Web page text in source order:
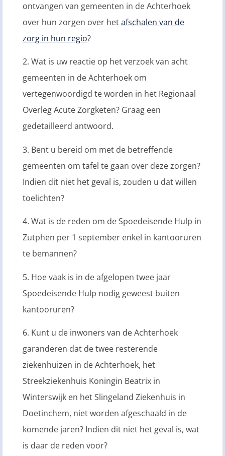
ontvangen van gemeenten in de Achterhoek
over hun zorgen over hetafschalen van de
zorg in hun regio?
2. Wat is uw reactie op het verzoek van acht
gemeenten in de Achterhoek om
vertegenwoordigd te worden in het Regionaal
Overleg Acute Zorgketen? Graag een
gedetailleerd antwoord.
3. Bent u bereid om met de betreffende
gemeenten om tafel te gaan over deze zorgen?
Indien dit niet het geval is, zouden u dat willen
toelichten?
4. Wat is de reden om de Spoedeisende Hulp in
Zutphen per 1 september enkel in kantooruren
te bemannen?
5. Hoe vaak is in de afgelopen twee jaar
Spoedeisende Hulp nodig geweest buiten
kantooruren?
6. Kunt u de inwoners van de Achterhoek
garanderen dat de twee resterende
ziekenhuizen in de Achterhoek, het
Streekziekenhuis Koningin Beatrix in
Winterswijk en het Slingeland Ziekenhuis in
Doetinchem, niet worden afgeschaald in de
komende jaren? Indien dit niet het geval is, wat
is daar de reden voor?